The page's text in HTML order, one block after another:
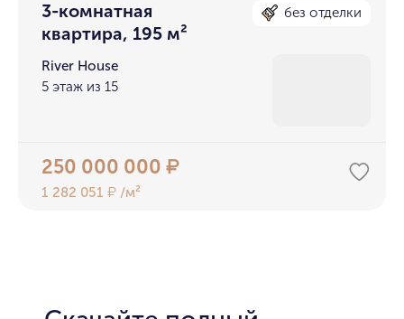
3-комнатная
квартира, 195 м²
без отделки
River House
5 этаж из 15
250 000 000₽
1 282 051₽ /м²